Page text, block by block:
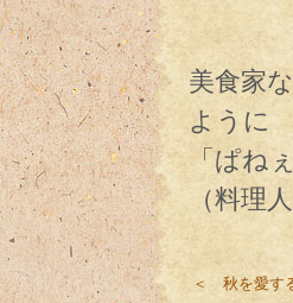
あ
美食家
ように
「ぱね
（料理
＜ 秋を愛す